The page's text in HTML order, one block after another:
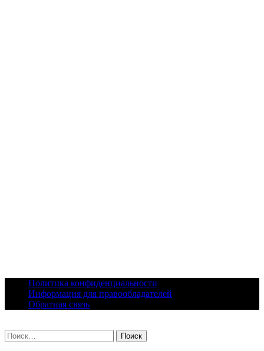
content
Политика конфиденциальности
Информация для правообладателей
Обратная связь
Найти: